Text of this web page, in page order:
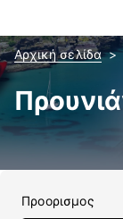
Αρχική σελίδα
Προορισμος